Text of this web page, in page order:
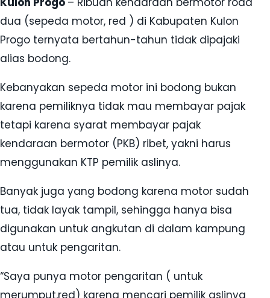
dua (sepeda motor, red ) di Kabupaten Kulon
Progo ternyata bertahun-tahun tidak dipajaki
alias bodong.
Kebanyakan sepeda motor ini bodong bukan
karena pemiliknya tidak mau membayar pajak
tetapi karena syarat membayar pajak
kendaraan bermotor (PKB) ribet, yakni harus
menggunakan KTP pemilik aslinya.
Banyak juga yang bodong karena motor sudah
tua, tidak layak tampil, sehingga hanya bisa
digunakan untuk angkutan di dalam kampung
atau untuk pengaritan.
“Saya punya motor pengaritan ( untuk
merumput,red) karena mencari pemilik aslinya